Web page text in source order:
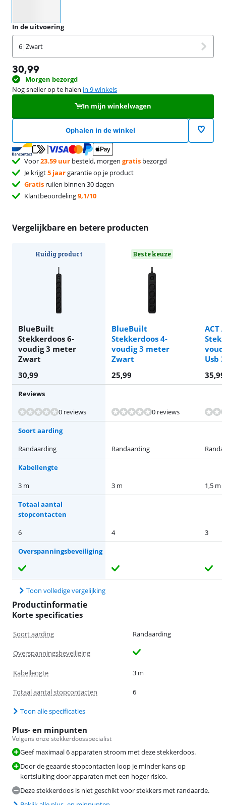
In de uitvoering
6|Zwart
30,99
Morgen bezorgd
Nog sneller op te halen in 9 winkels
In mijn winkelwagen
Ophalen in de winkel
Voor23.59 uur besteld, morgen gratis bezorgd
Je krijgt5 jaargarantie op je product
Gratis ruilen binnen 30 dagen
Klantbeoordeling9,1/10
Vergelijkbare en betere producten
Huidig product
BlueBuilt
Stekkerdoos 6-
voudig 3 meter
Zwart
Beste keuze
BlueBuilt
Stekkerdoos 4-
voudig 3 meter
Zwart
ACT
Usb
30,99
25,99 35,99
Reviews
0 reviews
0 reviews
Beoordeling is 8,8 van de 10, gebaseerd op 7 reviews.
Beoordeling is 8,8 van de 10, gebaseerd op 7 reviews.
Soort aarding
Randaarding
Randaarding
Kabellengte
3 m
3 m 1,5 m
Totaal aantal
stopcontacten
6
4 3
Overspanningsbeveiliging
Toon volledige vergelijking
Productinformatie
Korte specificaties
Soort aarding Randaarding
Overspanningsbeveiliging
Kabellengte 3 m
Totaal aantal stopcontacten 6
Toon alle specificaties
Plus- en minpunten
Volgens onze stekkerdoosspecialist
Geef maximaal 6 apparaten stroom met deze stekkerdoos.
Door de geaarde stopcontacten loop je minder kans op
kortsluiting door apparaten met een hoger risico.
Deze stekkerdoos is niet geschikt voor stekkers met randaarde.